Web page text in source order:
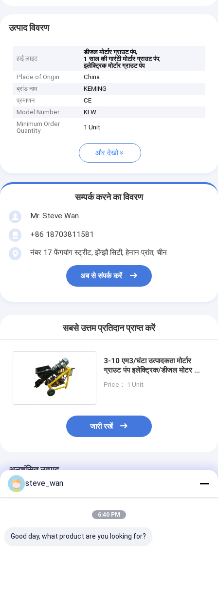
उत्पाद विवरण
हाई लाइट
डीजल मोर्टार ग्राउट पंप,
1 साल की गारंटी मोर्टार ग्राउट पंप,
इलेक्ट्रिक मोर्टार ग्राउट पंप
Place of Origin
China
ब्रांड नाम
KEMING
प्रमाणन
CE
Model Number
KLW
Minimum Order
Quantity
1 Unit
और देखो
सम्पर्क करने का विवरण
Mr. Steve Wan
+86 18703811581
नंबर 17 फेंगयांग स्ट्रीट, झेंग्झौ सिटी, हेनान प्रांत, चीन
अब से संपर्क करें
सबसे उत्तम प्रतिदान प्राप्त करें
3-10 एम3/घंटा उत्पादकता मोर्टार
ग्राउट पंप इलेक्ट्रिक/डीजल मोटर के
Price： 1 Unit
जारी रखें
अनुशंसित उत्पाद
steve_wan
6:40 PM
Good day, what product are you looking for?